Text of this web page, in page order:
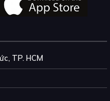
TP. HCM